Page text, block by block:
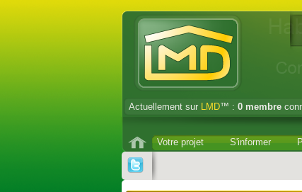
Actuellement sur LMD™ : 0 membre
Votre projet S'informer